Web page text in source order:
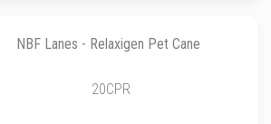
NBF Lanes - Relaxigen Pet Cane
20CPR